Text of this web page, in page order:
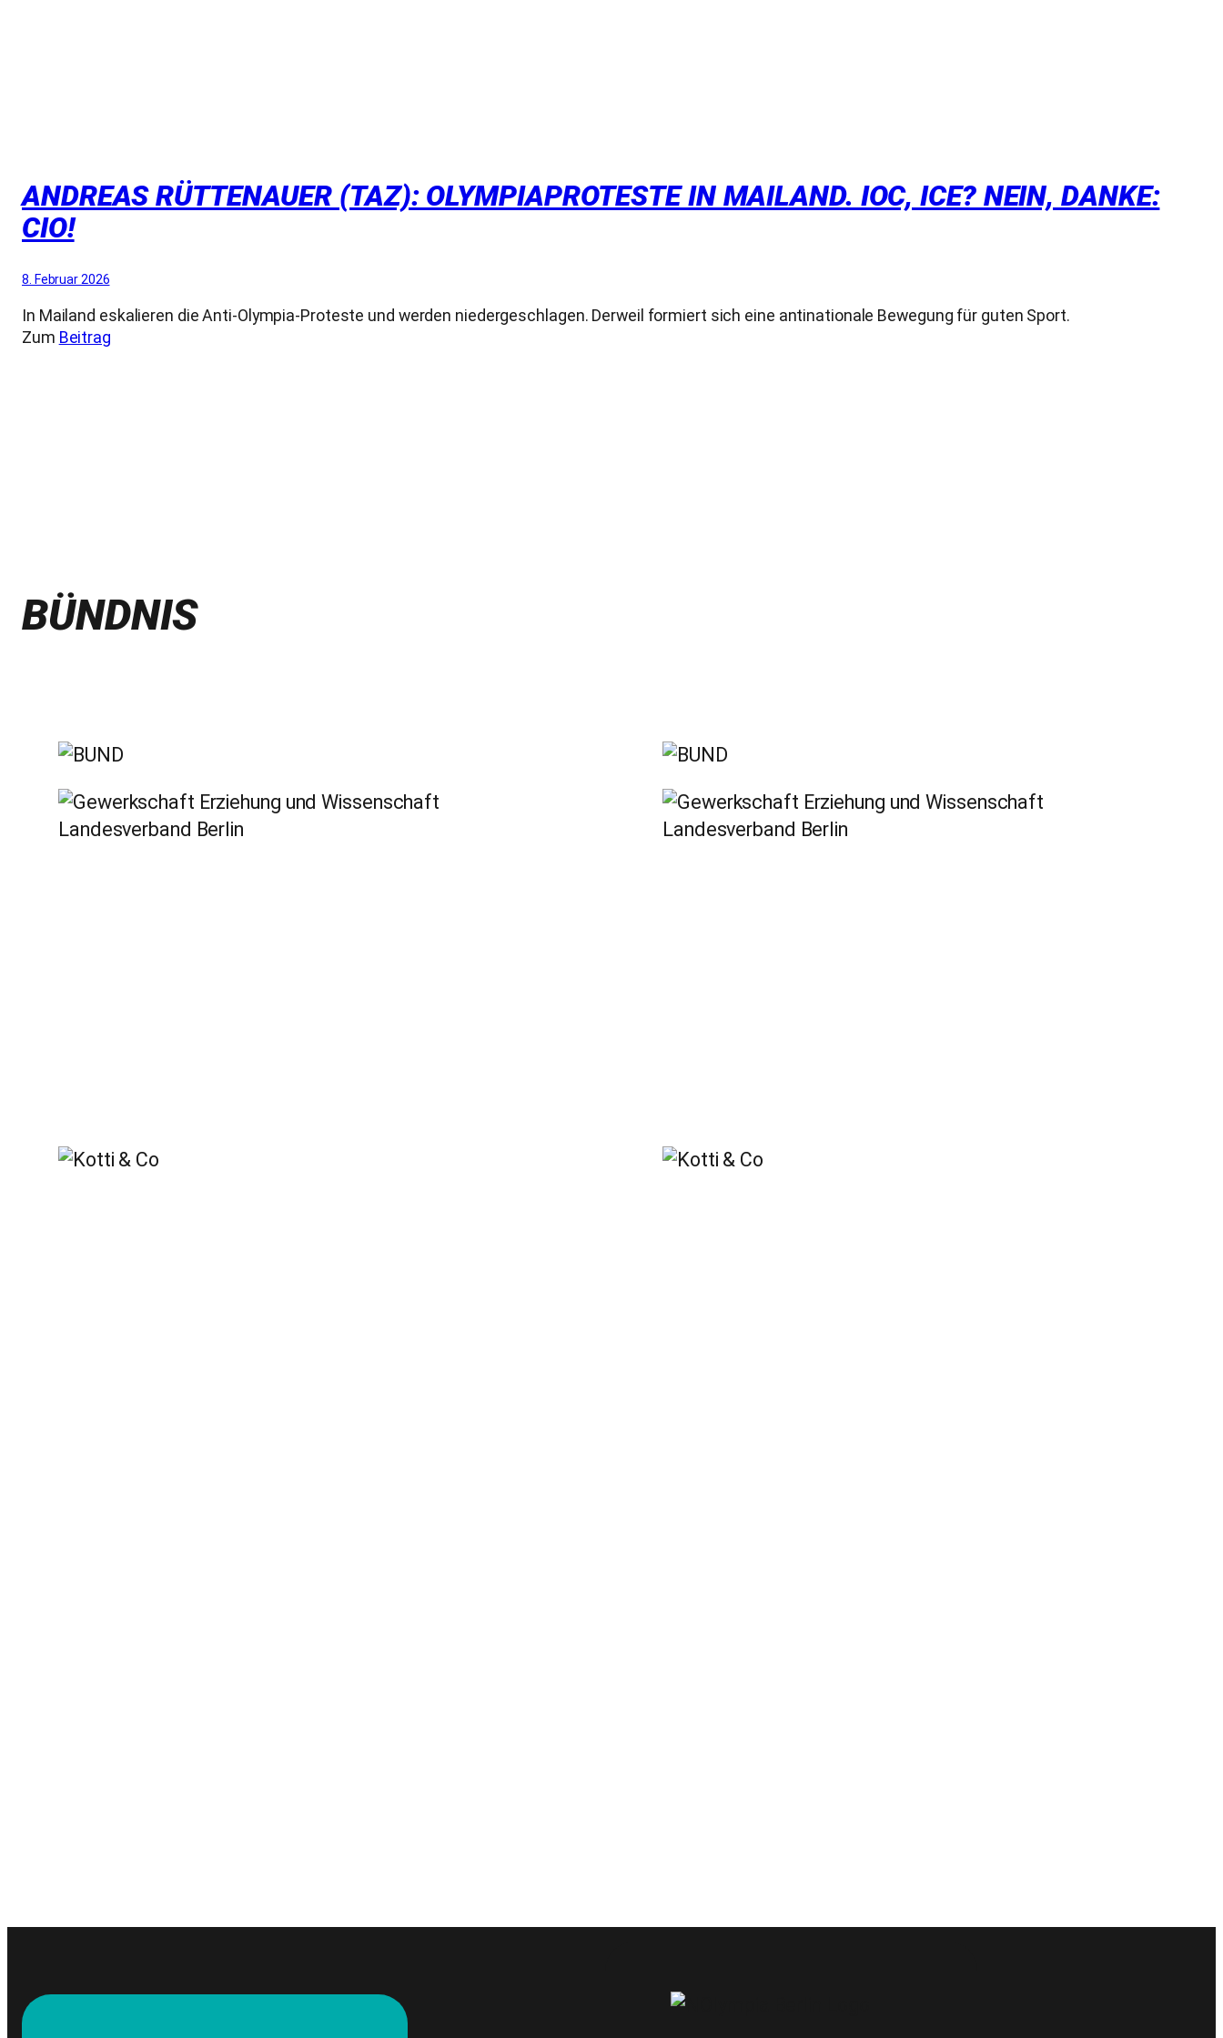
ANDREAS RÜTTENAUER (TAZ): OLYMPIAPROTESTE IN MAILAND. IOC, ICE? NEIN, DANKE:
CIO!
8. Februar 2026
In Mailand eskalieren die Anti-Olympia-Proteste und werden niedergeschlagen. Derweil formiert sich eine antinationale Bewegung für guten Sport.
Zum Beitrag
BÜNDNIS